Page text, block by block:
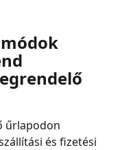
űrlapodon
és fizetési